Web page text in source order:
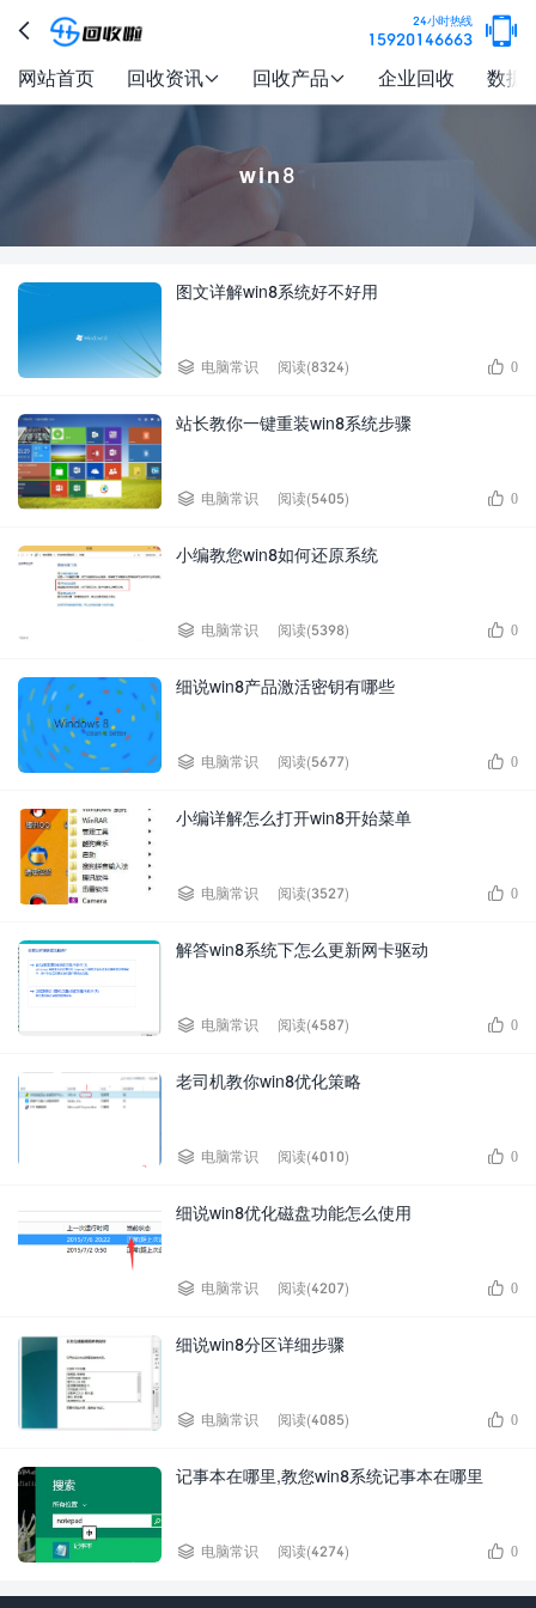
 24小时热线
15920146663 
网站首页 回收资讯 回收产品 企业回收 数据
win8
图文详解win8系统好不好用
 电脑常识 阅读(8324)  0
站长教你一键重装win8系统步骤
 电脑常识 阅读(5405)  0
小编教您win8如何还原系统
 电脑常识 阅读(5398)  0
细说win8产品激活密钥有哪些
 电脑常识 阅读(5677)  0
小编详解怎么打开win8开始菜单
 电脑常识 阅读(3527)  0
解答win8系统下怎么更新网卡驱动
 电脑常识 阅读(4587)  0
老司机教你win8优化策略
 电脑常识 阅读(4010)  0
细说win8优化磁盘功能怎么使用
 电脑常识 阅读(4207)  0
细说win8分区详细步骤
 电脑常识 阅读(4085)  0
记事本在哪里,教您win8系统记事本在哪里
 电脑常识 阅读(4274)  0